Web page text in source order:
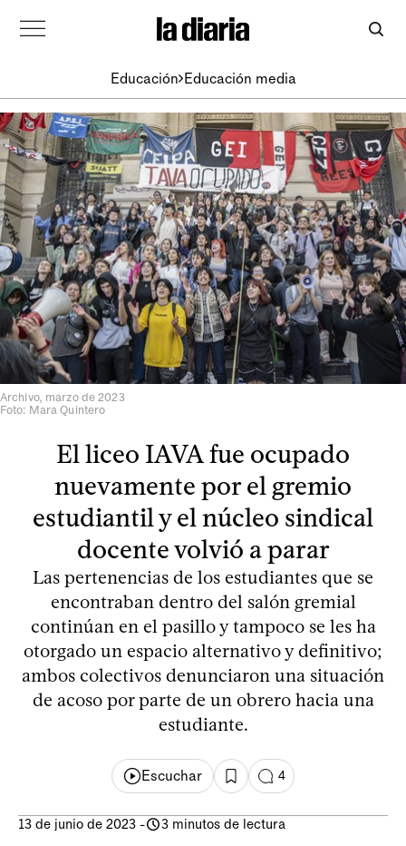
Educación Educación media
Archivo, marzo de 2023
Foto: Mara Quintero
El liceo IAVA fue ocupado
nuevamente por el gremio
estudiantil y el núcleo sindical
docente volvió a parar
Las pertenencias de los estudiantes que se
encontraban dentro del salón gremial
continúan en el pasillo y tampoco se les ha
otorgado un espacio alternativo y definitivo;
ambos colectivos denunciaron una situación
de acoso por parte de un obrero hacia una
estudiante.
Escuchar 4
13 de junio de 2023 - 3 minutos de lectura